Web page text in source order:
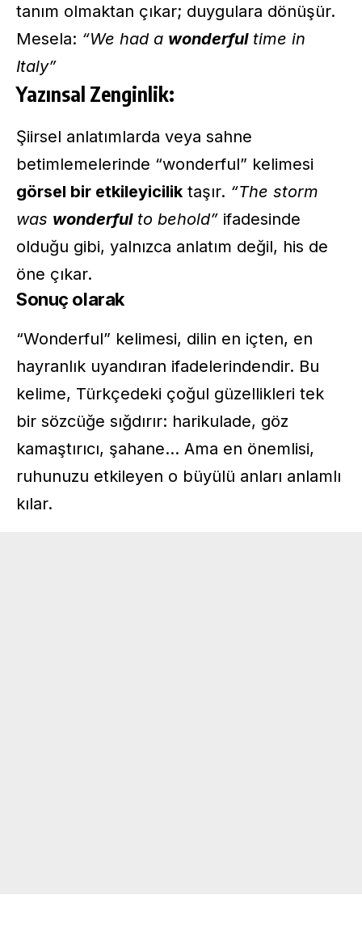
tanım olmaktan çıkar; duygulara dönüşür.
Mesela: “We had a wonderfultime in
Italy”
Yazınsal Zenginlik:
Şiirsel anlatımlarda veya sahne
betimlemelerinde “wonderful” kelimesi
görsel bir etkileyicilik taşır. “The storm
was wonderfulto behold” ifadesinde
olduğu gibi, yalnızca anlatım değil, his de
öne çıkar.
Sonuç olarak
“Wonderful” kelimesi, dilin en içten, en
hayranlık uyandıran ifadelerindendir. Bu
kelime, Türkçedeki çoğul güzellikleri tek
bir sözcüğe sığdırır: harikulade, göz
kamaştırıcı, şahane… Ama en önemlisi,
ruhunuzu etkileyen o büyülü anları anlamlı
kılar.